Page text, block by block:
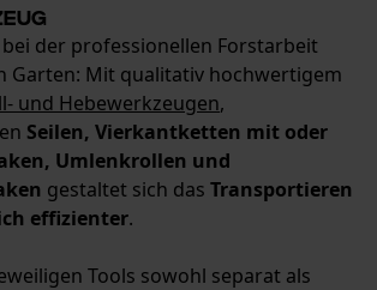
der professionellen Forstarbeit
Garten: Mit qualitativ hochwertigem
und Hebewerkzeugen,
Seilen, Vierkantketten mit oder
Umlenkrollen und
gestaltet sich das Transportieren
effizienter.
Tools sowohl separat als